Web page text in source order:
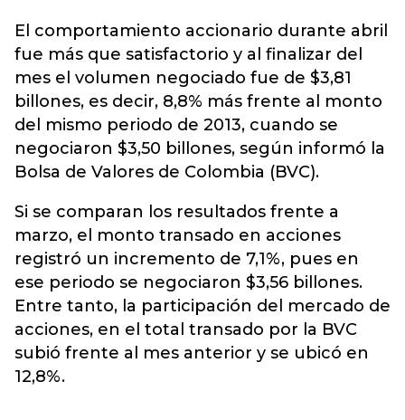
El comportamiento accionario durante abril
fue más que satisfactorio y al finalizar del
mes el volumen negociado fue de $3,81
billones, es decir, 8,8% más frente al monto
del mismo periodo de 2013, cuando se
negociaron $3,50 billones, según informó la
Bolsa de Valores de Colombia (BVC).
Si se comparan los resultados frente a
marzo, el monto transado en acciones
registró un incremento de 7,1%, pues en
ese periodo se negociaron $3,56 billones.
Entre tanto, la participación del mercado de
acciones, en el total transado por la BVC
subió frente al mes anterior y se ubicó en
12,8%.